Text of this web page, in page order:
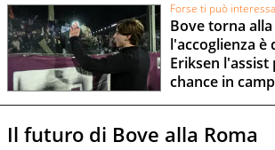
Forse ti può
Bove torna
l'accoglienza è
Eriksen
chance in
Il futuro di Bove alla Roma